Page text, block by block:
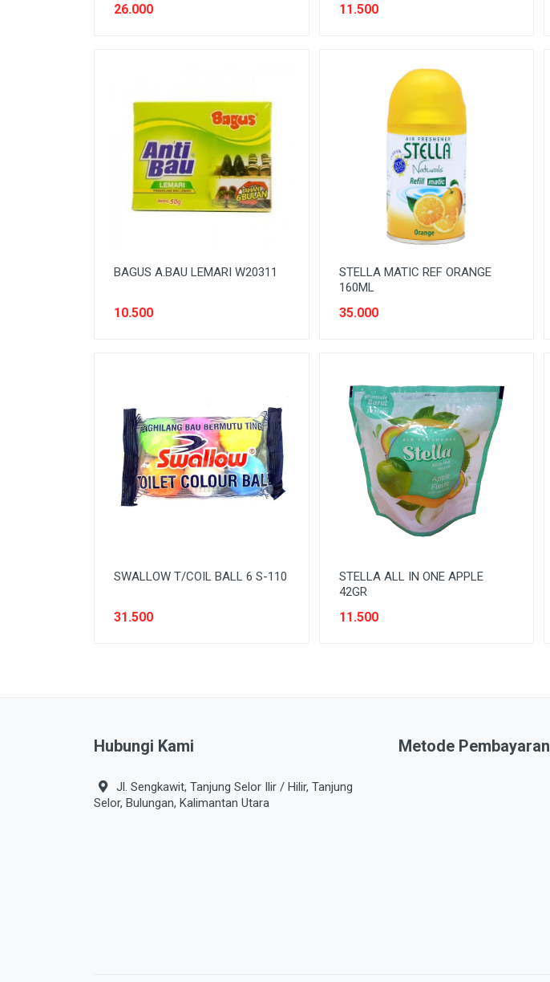
26.000 11.500
BAGUS A.BAU LEMARI W20311
10.500
STELLA MATIC REF ORANGE
160ML
35.000
SWALLOW T/COIL BALL 6 S-110
31.500
STELLA ALL IN ONE APPLE
42GR
11.500
Hubungi Kami
Jl. Sengkawit, Tanjung Selor Ilir / Hilir, Tanjung
Selor, Bulungan, Kalimantan Utara
Metode Pembayaran